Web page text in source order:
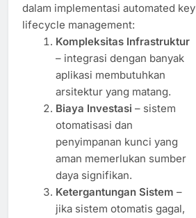
dalam implementasi automated key
lifecycle management:
Kompleksitas Infrastruktur
– integrasi dengan banyak
aplikasi membutuhkan
arsitektur yang matang.
Biaya Investasi – sistem
otomatisasi dan
penyimpanan kunci yang
aman memerlukan sumber
daya signifikan.
Ketergantungan Sistem –
jika sistem otomatis gagal,